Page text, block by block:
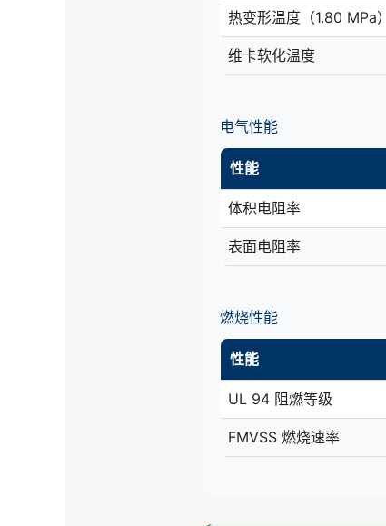
热变形温度（1.80 MPa）
维卡软化温度
电气性能
性能
体积电阻率
表面电阻率
燃烧性能
性能
UL 94 阻燃等级
FMVSS 燃烧速率